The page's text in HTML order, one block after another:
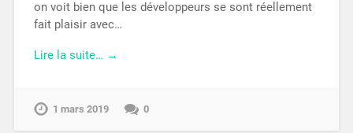
on voit bien que les développeurs se sont réellement
fait plaisir avec…
Lire la suite… →
1 mars 2019 0